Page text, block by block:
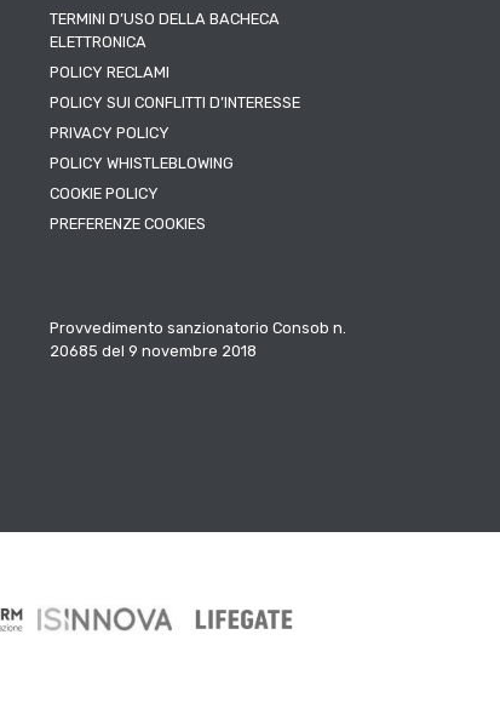
TERMINI D’USO DELLA BACHECA
ELETTRONICA
POLICY RECLAMI
POLICY SUI CONFLITTI D’INTERESSE
PRIVACY POLICY
POLICY WHISTLEBLOWING
COOKIE POLICY
PREFERENZE COOKIES
Provvedimento sanzionatorio Consob n.
20685 del 9 novembre 2018